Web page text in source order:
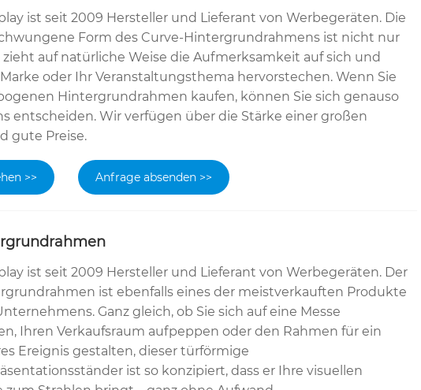
ist seit 2009 Hersteller und Lieferant von Werbegeräten. Die
Form des Curve-Hintergrundrahmens ist nicht nur
zieht auf natürliche Weise die Aufmerksamkeit auf sich und
Marke oder Ihr Veranstaltungsthema hervorstechen. Wenn Sie
Hintergrundrahmen kaufen, können Sie sich genauso
entscheiden. Wir verfügen über die Stärke einer großen
gute Preise.
>> Anfrage absenden >>
ist seit 2009 Hersteller und Lieferant von Werbegeräten. Der
ist ebenfalls eines der meistverkauften Produkte
Ganz gleich, ob Sie sich auf eine Messe
Ihren Verkaufsraum aufpeppen oder den Rahmen für ein
Ereignis gestalten, dieser türförmige
ist so konzipiert, dass er Ihre visuellen